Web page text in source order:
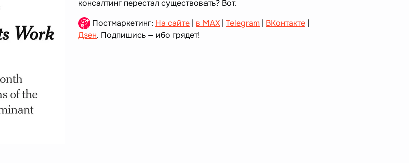
консалтинг перестал существовать? Вот.
Постмаркетинг: На сайте | в MAX | Telegram | ВКонтакте |
Дзен. Подпишись — ибо грядет!